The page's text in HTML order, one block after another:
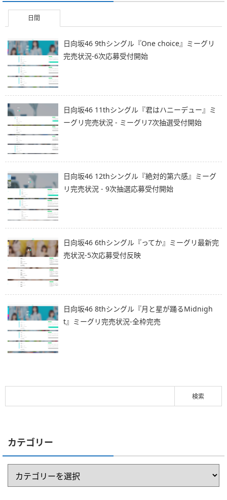
日間
日向坂46 9thシングル『One choice』ミーグリ
完売状況-6次応募受付開始
日向坂46 11thシングル『君はハニーデュー』ミ
ーグリ完売状況 - ミーグリ7次抽選受付開始
日向坂46 12thシングル『絶対的第六感』ミーグ
リ完売状況 - 9次抽選応募受付開始
日向坂46 6thシングル『ってか』ミーグリ最新完
売状況-5次応募受付反映
日向坂46 8thシングル『月と星が踊るMidnigh
t』ミーグリ完売状況-全枠完売
カテゴリー